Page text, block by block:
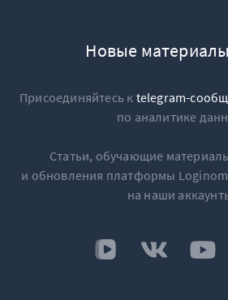
Новые
Присоединяйтесь к telegram-
по аналитике
Статьи, обучающие
и обновления платформы
на наши